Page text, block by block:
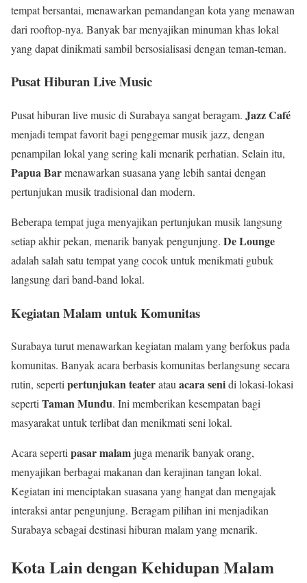
tempat bersantai, menawarkan pemandangan kota yang menawan
dari rooftop-nya. Banyak bar menyajikan minuman khas lokal
yang dapat dinikmati sambil bersosialisasi dengan teman-teman.
Pusat Hiburan Live Music
Pusat hiburan live music di Surabaya sangat beragam. Jazz Café
menjadi tempat favorit bagi penggemar musik jazz, dengan
penampilan lokal yang sering kali menarik perhatian. Selain itu,
Papua Barmenawarkan suasana yang lebih santai dengan
pertunjukan musik tradisional dan modern.
Beberapa tempat juga menyajikan pertunjukan musik langsung
setiap akhir pekan, menarik banyak pengunjung. De Lounge
adalah salah satu tempat yang cocok untuk menikmati gubuk
langsung dari band-band lokal.
Kegiatan Malam untuk Komunitas
Surabaya turut menawarkan kegiatan malam yang berfokus pada
komunitas. Banyak acara berbasis komunitas berlangsung secara
rutin, sepertipertunjukan teateratauacara senidi lokasi-lokasi
sepertiTaman Mundu. Ini memberikan kesempatan bagi
masyarakat untuk terlibat dan menikmati seni lokal.
Acara sepertipasar malamjuga menarik banyak orang,
menyajikan berbagai makanan dan kerajinan tangan lokal.
Kegiatan ini menciptakan suasana yang hangat dan mengajak
interaksi antar pengunjung. Beragam pilihan ini menjadikan
Surabaya sebagai destinasi hiburan malam yang menarik.
Kota Lain dengan Kehidupan Malam